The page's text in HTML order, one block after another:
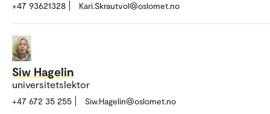
+47 93621328 Kari.Skrautvol@oslomet.no
Siw Hagelin
universitetslektor
+47 672 35 255 Siw.Hagelin@oslomet.no